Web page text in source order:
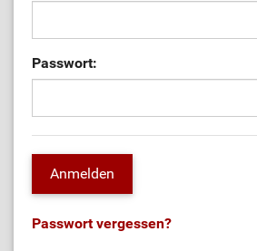
Passwort:
Passwort vergessen?